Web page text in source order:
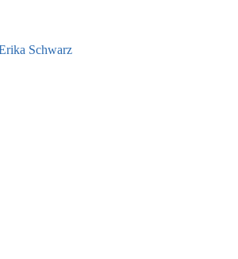
Schwarz